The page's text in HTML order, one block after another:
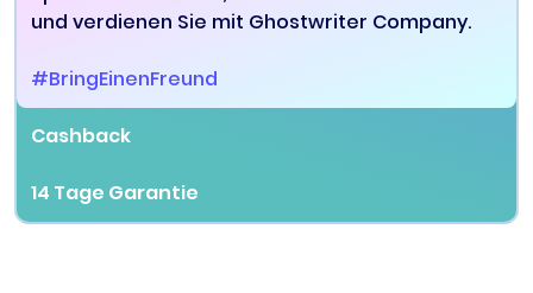
und verdienen Sie mit Ghostwriter Company.
#BringEinenFreund
Cashback
14 Tage Garantie